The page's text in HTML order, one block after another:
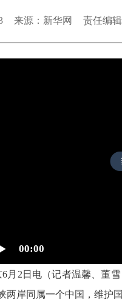
来源：新华网 责任编
00:00
月2日电（记者温馨、董
两岸同属一个中国，维护